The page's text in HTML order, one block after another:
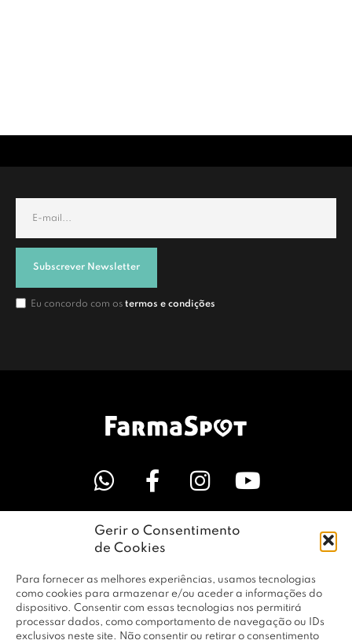
Gerir o Consentimento
de Cookies
Para fornecer as melhores experiências, usamos tecnologias
como cookies para armazenar e/ou aceder a informações do
dispositivo. Consentir com essas tecnologias nos permitirá
processar dados, como comportamento de navegação ou IDs
exclusivos neste site. Não consentir ou retirar o consentimento
Subscrever Newsletter
Eu concordo com os termos e condições
LINKS ÚTEIS
EMPRESA